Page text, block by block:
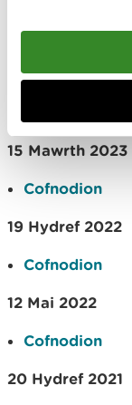
Cofnodion
14 Rhagfyr 2023
15 Mawrth 2023
Cofnodion
19 Hydref 2022
Cofnodion
12 Mai 2022
Cofnodion
20 Hydref 2021